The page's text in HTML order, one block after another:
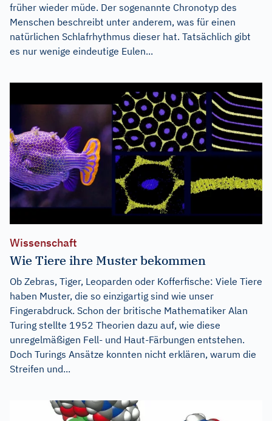
früher wieder müde. Der sogenannte Chronotyp des
Menschen beschreibt unter anderem, was für einen
natürlichen Schlafrhythmus dieser hat. Tatsächlich gibt
es nur wenige eindeutige Eulen...
Wissenschaft
Wie Tiere ihre Muster bekommen
Ob Zebras, Tiger, Leoparden oder Kofferfische: Viele Tiere
haben Muster, die so einzigartig sind wie unser
Fingerabdruck. Schon der britische Mathematiker Alan
Turing stellte 1952 Theorien dazu auf, wie diese
unregelmäßigen Fell- und Haut-Färbungen entstehen.
Doch Turings Ansätze konnten nicht erklären, warum die
Streifen und...